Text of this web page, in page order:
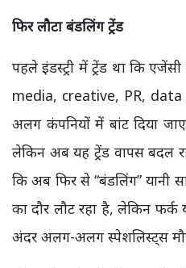
फिर लौटा बंडलिंग ट्रेंड
पहले इंडस्ट्री में ट्रेंड था कि
media, creative, PR,
अलग कंपनियों में बांट दिया
लेकिन अब यह ट्रेंड वापस बदल
कि अब फिर से “बंडलिंग” यानी
का दौर लौट रहा है, लेकिन
अंदर अलग-अलग स्पेशलिस्ट्स